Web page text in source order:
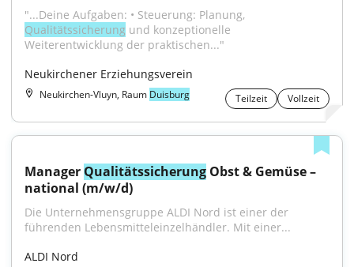
Qualitätssicherung und konzeptionelle
Weiterentwicklung der praktischen..."
Neukirchener Erziehungsverein
Neukirchen-Vluyn, Raum Duisburg Teilzeit Vollzeit
Manager Qualitätssicherung Obst & Gemüse –
national (m/w/d)
Die Unternehmensgruppe ALDI Nord ist einer der
führenden Lebensmitteleinzelhändler. Mit einer...
ALDI Nord